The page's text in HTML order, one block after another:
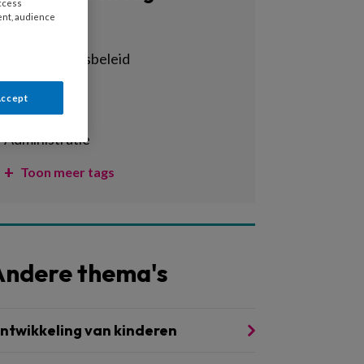
achterstandsbeleid
activiteiten
adhd
administratie
Toon meer tags
thema's
van kinderen
audience